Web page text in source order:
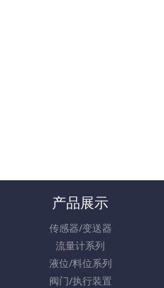
产品展示
传感器/变送器
流量计系列
液位/料位系列
阀门/执行装置